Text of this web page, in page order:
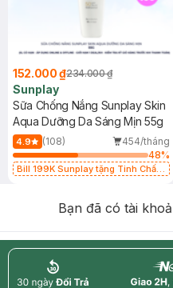
152.000 ₫234.000 ₫
Sunplay
Sữa Chống Nắng Sunplay Skin
Aqua Dưỡng Da Sáng Mịn 55g
4.9 (108)
454/tháng
48%
Bill 199K Sunplay tặng Tinh Chất
Bạn đã có tài